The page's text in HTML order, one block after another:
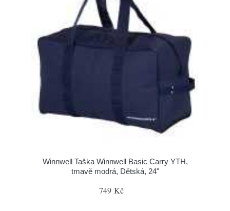
Winnwell Taška Winnwell Basic Carry YTH,
tmavě modrá, Dětská, 24"
749 Kč